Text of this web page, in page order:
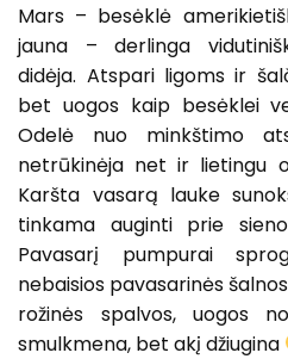
Mars – besėklė
jauna – derlinga
didėja. Atspari ligoms ir
bet uogos kaip besėklei
Odelė nuo minkštimo
netrūkinėja net ir lietingu
Karšta vasarą lauke
tinkama auginti prie
Pavasarį pumpurai
nebaisios pavasarinės
rožinės spalvos, uogos
smulkmena, bet akį džiugina